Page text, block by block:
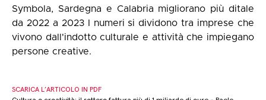
Symbola, Sardegna e Calabria migliorano più ditale
da 2022 a 2023 I numeri si dividono tra imprese che
vivono dall'indotto culturale e attività che impiegano
persone creative.
SCARICA L’ARTICOLO IN PDF